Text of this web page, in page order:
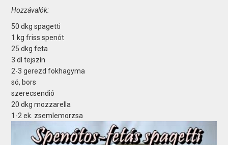
Hozzávalók:
50 dkg spagetti
1 kg friss spenót
25 dkg feta
3 dl tejszín
2-3 gerezd fokhagyma
só, bors
szerecsendió
20 dkg mozzarella
1-2 ek. zsemlemorzsa